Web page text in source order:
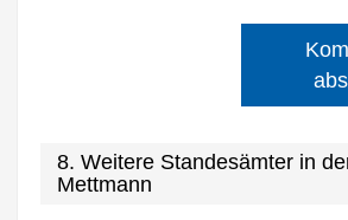
8. Weitere Standesämter in
Mettmann